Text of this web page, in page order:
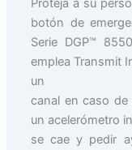
Proteja a su
botón de
Serie DGP™
emplea Transmit
un
canal en caso
un acelerómetro
se cae y pedir